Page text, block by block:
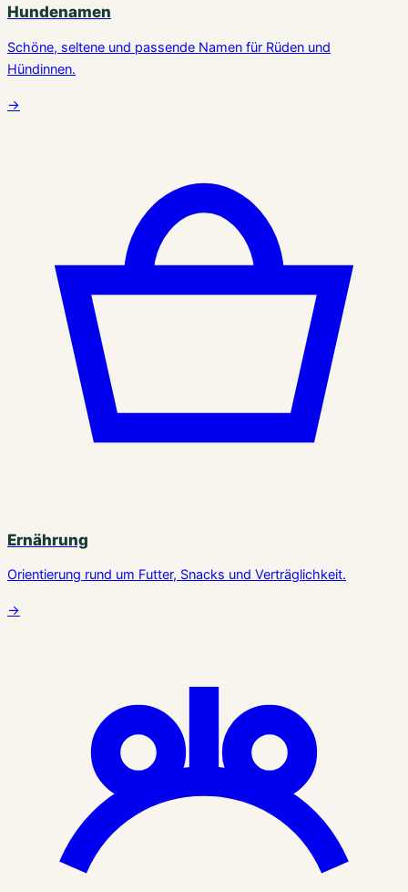
Hundenamen
Schöne, seltene und passende Namen für Rüden und
Hündinnen.
→
Ernährung
Orientierung rund um Futter, Snacks und Verträglichkeit.
→